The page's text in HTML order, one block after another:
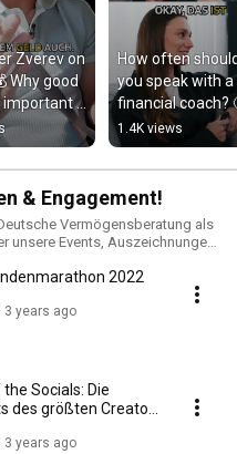
Zverev on
Why good
important
How often
you speak with a
financial coach?
Dominik
answers
1.4K views
& Engagement!
Vermögensberatung als
unsere Events, Auszeichnungen
2022
3 years ago
Socials: Die
des größten Creator-
Knossi & Co.
3 years ago